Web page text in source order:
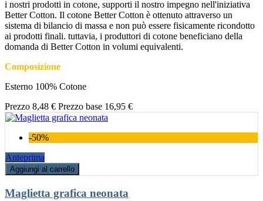
i nostri prodotti in cotone, supporti il nostro impegno nell'iniziativa
Better Cotton. Il cotone Better Cotton è ottenuto attraverso un
sistema di bilancio di massa e non può essere fisicamente ricondotto
ai prodotti finali. tuttavia, i produttori di cotone beneficiano della
domanda di Better Cotton in volumi equivalenti.
Composizione
Esterno 100% Cotone
Prezzo 8,48 € Prezzo base 16,95 €
-50%
Anteprima
Aggiungi al carrello
Maglietta grafica neonata